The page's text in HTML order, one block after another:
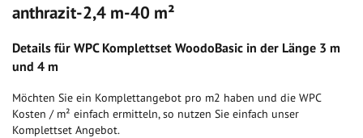
anthrazit-2,4 m-40 m²
Details für WPC Komplettset WoodoBasic in der Länge 3 m
und 4 m
Möchten Sie ein Komplettangebot pro m2 haben und die WPC
Kosten / m² einfach ermitteln, so nutzen Sie einfach unser
Komplettset Angebot.